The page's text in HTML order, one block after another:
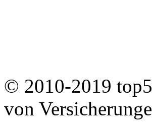
© 2010-2019
von